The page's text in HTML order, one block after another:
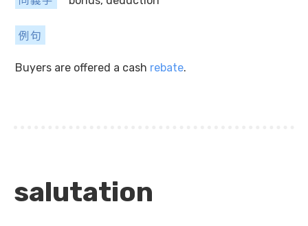
例句
Buyers are offered a cash rebate.
salutation